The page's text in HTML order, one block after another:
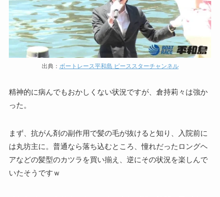
出典： ボートレース平和島 ピーススターチャンネル
精神的に病んでもおかしくない状況ですが、倉持莉々は強か
った。
まず、抗がん剤の副作用で髪の毛が抜けると知り、入院前に
は丸坊主に。普通なら落ち込むところ、憧れだったロングヘ
アなどの髪型のカツラを買い揃え、逆にその状況を楽しんで
いたそうですｗ